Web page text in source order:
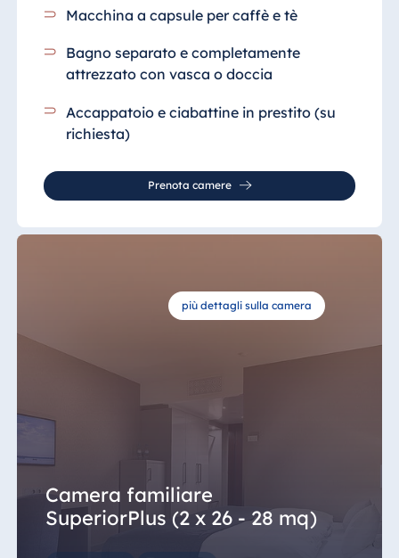
Macchina a capsule per caffè e tè
Bagno separato e completamente
attrezzato con vasca o doccia
Accappatoio e ciabattine in prestito(su
richiesta)
Prenota camere
più dettagli sulla camera
Camera familiare
SuperiorPlus (2 x 26 - 28 mq)